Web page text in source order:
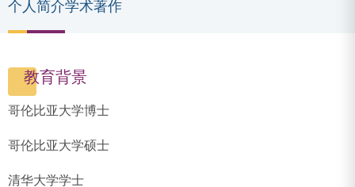
个人简介学术著作
教育背景
哥伦比亚大学博士
哥伦比亚大学硕士
清华大学学士